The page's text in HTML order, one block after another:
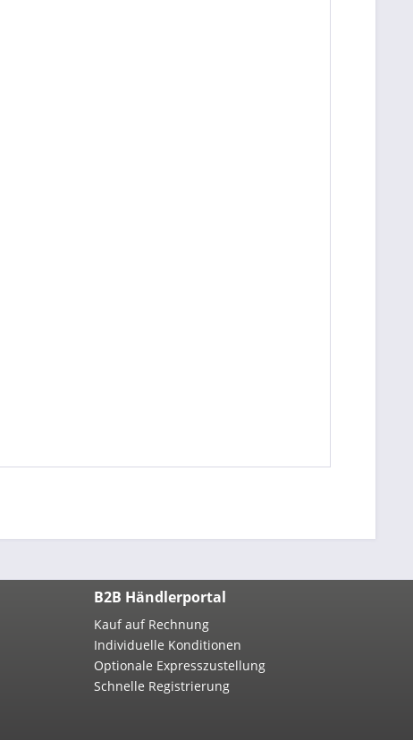
B2B Händlerportal
Kauf auf Rechnung
Individuelle Konditionen
Optionale Expresszustellung
Schnelle Registrierung